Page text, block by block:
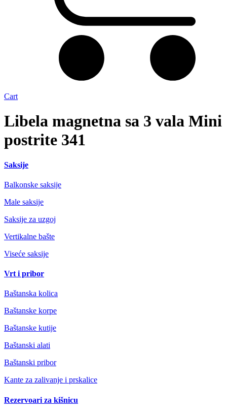
Cart
Libela magnetna sa 3 vala Mini
postrite 341
Saksije
Balkonske saksije
Male saksije
Saksije za uzgoj
Vertikalne bašte
Viseće saksije
Vrt i pribor
Baštanska kolica
Baštanske korpe
Baštanske kutije
Baštanski alati
Baštanski pribor
Kante za zalivanje i prskalice
Rezervoari za kišnicu